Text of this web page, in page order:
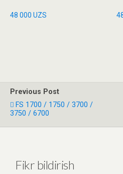
48 000 UZS
Previous Post
FS 1700 / 1750 / 3700 /
3750 / 6700
Fikr bildirish